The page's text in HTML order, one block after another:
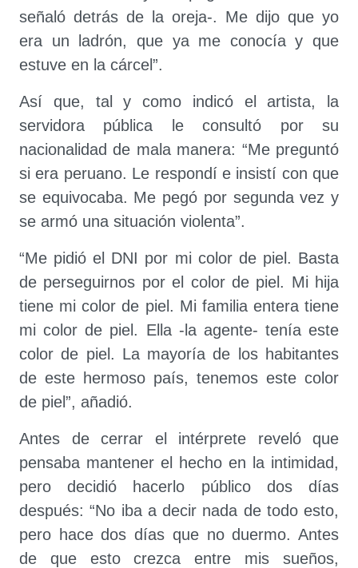
señaló detrás de la oreja-. Me dijo que yo
era un ladrón, que ya me conocía y que
estuve en la cárcel”.
Así que, tal y como indicó el artista, la
servidora pública le consultó por su
nacionalidad de mala manera: “Me preguntó
si era peruano. Le respondí e insistí con que
se equivocaba. Me pegó por segunda vez y
se armó una situación violenta”.
“Me pidió el DNI por mi color de piel. Basta
de perseguirnos por el color de piel. Mi hija
tiene mi color de piel. Mi familia entera tiene
mi color de piel. Ella -la agente- tenía este
color de piel. La mayoría de los habitantes
de este hermoso país, tenemos este color
de piel”, añadió.
Antes de cerrar el intérprete reveló que
pensaba mantener el hecho en la intimidad,
pero decidió hacerlo público dos días
después: “No iba a decir nada de todo esto,
pero hace dos días que no duermo. Antes
de que esto crezca entre mis sueños,